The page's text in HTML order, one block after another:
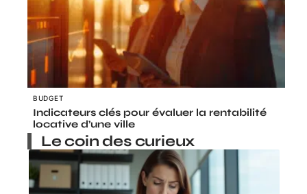
BUDGET
Indicateurs clés pour évaluer la rentabilité
locative d’une ville
Le coin des curieux